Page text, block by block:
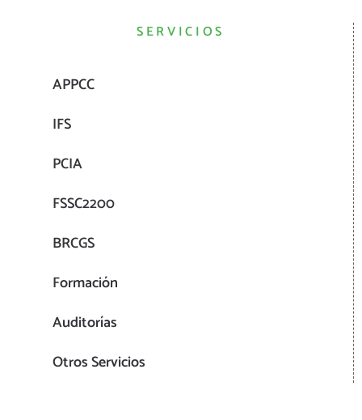
SERVICIOS
APPCC
IFS
PCIA
FSSC2200
BRCGS
Formación
Auditorías
Otros Servicios